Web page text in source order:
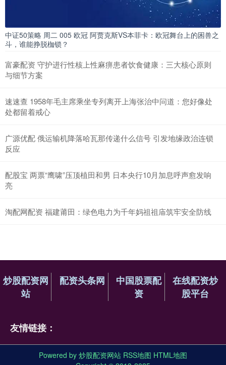
中证50策略 周二 005 欧冠 阿贾克斯VS本菲卡：欧冠舞台上的困兽之
斗，谁能挣脱枷锁？
富豪配资 守护进行性核上性麻痹患者饮食健康：三大核心原则
与细节方案
速速查 1958年毛主席乘坐专列离开上海张治中问道：您好像处
处都留着戒心
广源优配 俄运输机降落哈瓦那传递什么信号 引发地缘政治连锁
反应
配股宝 两票“鹰啸”压顶植田和男 日本央行10月加息呼声愈发响
亮
淘配网配资 福建莆田：绿色电力为千年妈祖祖庙筑牢安全防线
炒股配资网
站
配资头条网
中国股票配
资
在线配资炒
股平台
友情链接：
Powered by 炒股配资网站 RSS地图 HTML地图